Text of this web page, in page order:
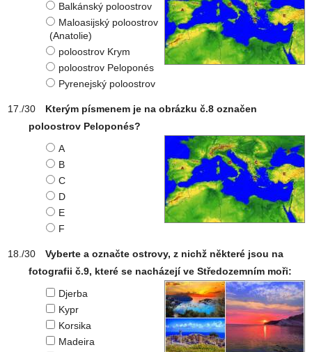
Balkánský poloostrov
Maloasijský poloostrov
(Anatolie)
poloostrov Krym
poloostrov Peloponés
Pyrenejský poloostrov
Kterým písmenem je na obrázku č.8 označen
poloostrov Peloponés?
A
B
C
D
E
F
Vyberte a označte ostrovy, z nichž některé jsou na
fotografii č.9, které se nacházejí ve Středozemním moři:
Djerba
Kypr
Korsika
Madeira